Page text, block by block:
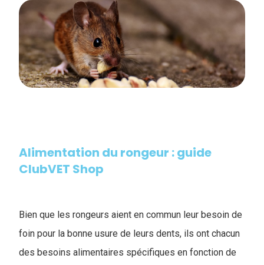
Alimentation du rongeur : guide
ClubVET Shop
Bien que les rongeurs aient en commun leur besoin de
foin pour la bonne usure de leurs dents, ils ont chacun
des besoins alimentaires spécifiques en fonction de